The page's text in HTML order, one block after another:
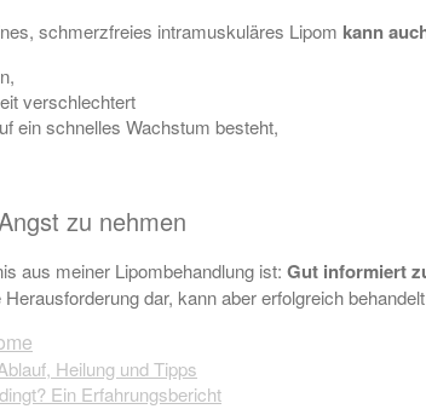
schmerzfreies intramuskuläres Lipom kann
verschlechtert
ein schnelles Wachstum besteht,
zu nehmen
aus meiner Lipombehandlung ist: Gut informiert
dar, kann aber erfolgreich
Heilung und Tipps
Ein Erfahrungsbericht